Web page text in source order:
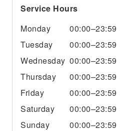
Service Hours
Monday
00:00–23:59
Tuesday
00:00–23:59
Wednesday 00:00–23:59
Thursday
00:00–23:59
Friday
00:00–23:59
Saturday
00:00–23:59
Sunday
00:00–23:59